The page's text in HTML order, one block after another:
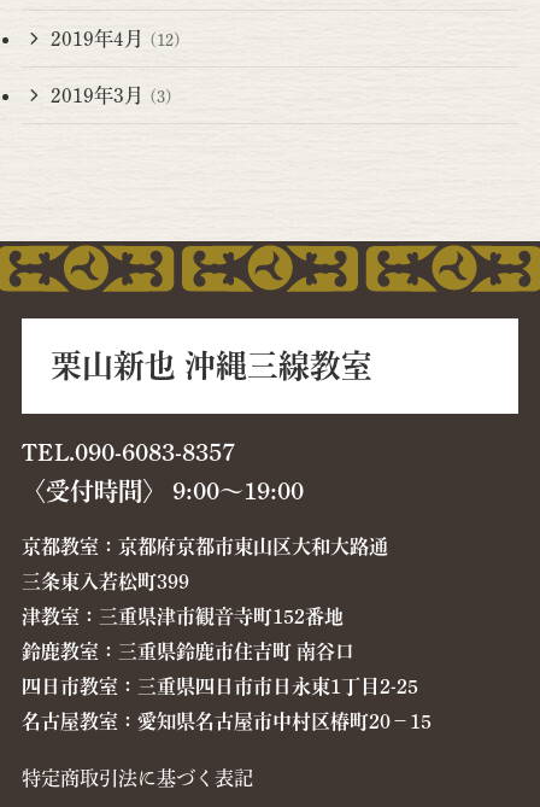
2019年4月 (12)
2019年3月 (3)
栗山新也 沖縄三線教室
TEL.090-6083-8357
〈受付時間〉 9:00〜19:00
京都教室：京都府京都市東山区大和大路通
三条東入若松町399
津教室：三重県津市観音寺町152番地
鈴鹿教室：三重県鈴鹿市住吉町 南谷口
四日市教室：三重県四日市市日永東1丁目2-25
名古屋教室：愛知県名古屋市中村区椿町20−15
特定商取引法に基づく表記